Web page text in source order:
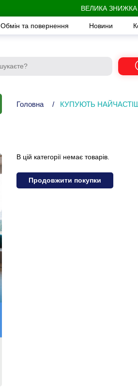
ВЕЛИКА
Обмін та повернення Новини
Головна / КУПУЮТЬ
В цій категорії немає товарів.
Продовжити покупки